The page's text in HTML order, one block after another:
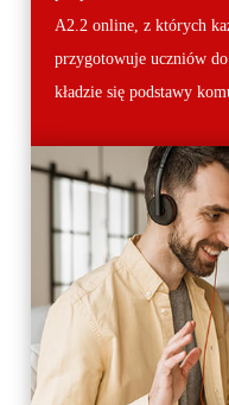
A2.2 online, z których
przygotowuje uczniów
kładzie się podstawy